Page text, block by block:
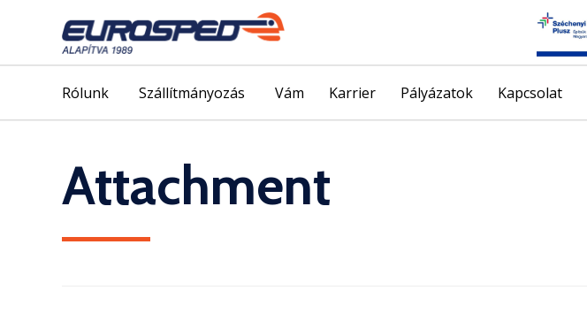
Rólunk Szállítmányozás Vám Karrier Pályázatok Kapcsolat
Attachment